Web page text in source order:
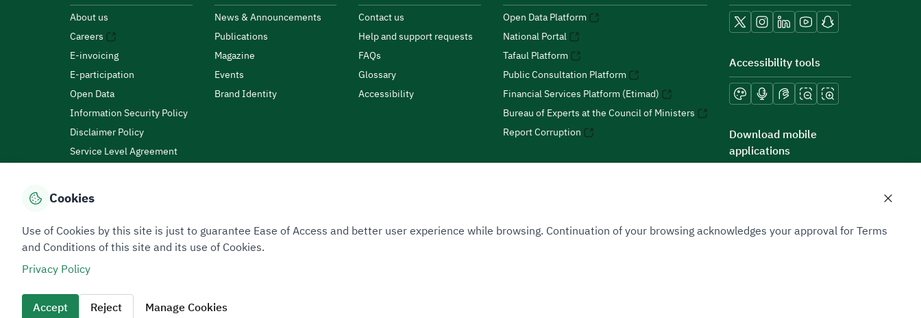
About us
Careers
E-invoicing
E-participation
Open Data
Information Security Policy
Disclaimer Policy
Service Level Agreement
News & Announcements
Publications
Magazine
Events
Brand Identity
Contact us
Help and support requests
FAQs
Glossary
Accessibility
Open Data Platform
National Portal
Tafaul Platform
Public Consultation Platform
Financial Services Platform (Etimad)
Bureau of Experts at the Council of Ministers
Report Corruption
Accessibility tools
Download mobile
applications
Privacy PolicyTerms of Use Site Map
All rights reserved 2026 © ZATCA.GOV.SA
Last update for site was06 August 2026 10:32 AM
Cookies
Use of Cookies by this site is just to guarantee Ease of Access and better user experience while browsing. Continuation of your browsing acknowledges your approval for Terms
and Conditions of this site and its use of Cookies.
Privacy Policy
Accept Reject Manage Cookies